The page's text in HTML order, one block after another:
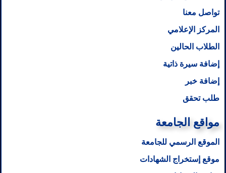
تواصل معنا
المركز الإعلامي
الطلاب الحالين
إضافة سيرة ذاتية
إضافة خبر
طلب تحقق
مواقع الجامعة
الموقع الرسمي للجامعة
موقع إستخراج الشهادات